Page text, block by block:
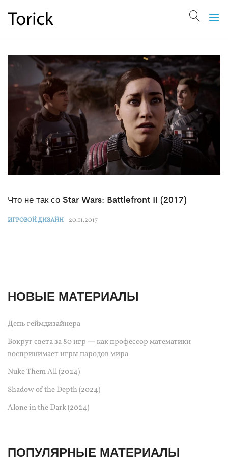
Что не так со Star Wars: Battlefront II (2017)
ИГРОВОЙ ДИЗАЙН 20.11.2017
НОВЫЕ МАТЕРИАЛЫ
День геймдизайнера
Вокруг света за 80 игр — как профессор математики
воспринимает игры народов мира
Nuke Them All (2024)
Shadow of the Depth (2024)
Alone in the Dark (2024)
ПОПУЛЯРНЫЕ МАТЕРИАЛЫ